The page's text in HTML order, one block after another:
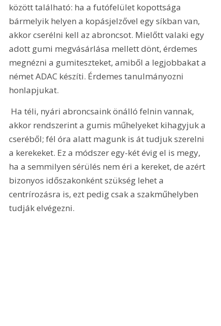
között található: ha a futófelület kopottsága
bármelyik helyen a kopásjelzővel egy síkban van,
akkor cserélni kell az abroncsot. Mielőtt valaki egy
adott gumi megvásárlása mellett dönt, érdemes
megnézni a gumiteszteket, amiből a legjobbakat a
német ADAC készíti. Érdemes tanulmányozni
honlapjukat.
akkor rendszerint a gumis műhelyeket kihagyjuk a
cseréből; fél óra alatt magunk is át tudjuk szerelni
a kerekeket. Ez a módszer egy-két évig el is megy,
ha a semmilyen sérülés nem éri a kereket, de azért
bizonyos időszakonként szükség lehet a
centrírozásra is, ezt pedig csak a szakműhelyben
tudják elvégezni.